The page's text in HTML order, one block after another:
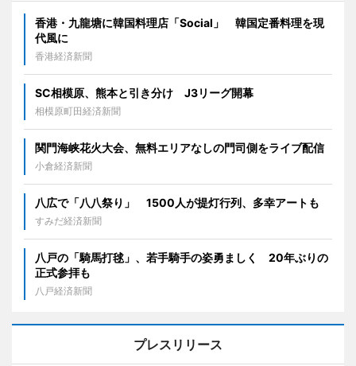
香港・九龍塘に韓国料理店「Social」 韓国定番料理を現
代風に
香港経済新聞
SC相模原、熊本と引き分け J3リーグ開幕
相模原町田経済新聞
関門海峡花火大会、無料エリアなしの門司側をライブ配信
小倉経済新聞
八広で「八八祭り」 1500人が提灯行列、多幸アートも
すみだ経済新聞
八戸の「騎馬打毬」、若手騎手の姿勇ましく 20年ぶりの
正式参拝も
八戸経済新聞
プレスリリース